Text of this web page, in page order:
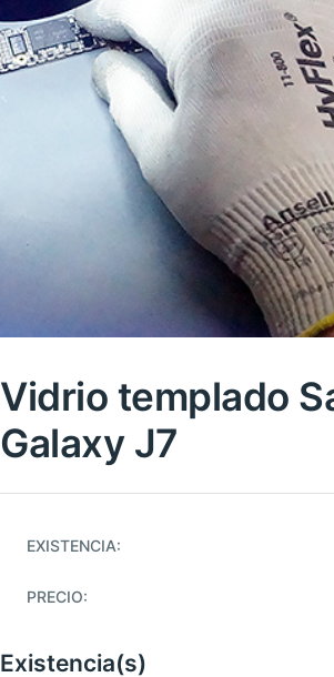
Vidrio templado
Galaxy J7
EXISTENCIA:
PRECIO:
Existencia(s)